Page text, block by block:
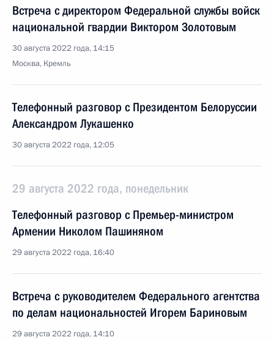
Встреча с директором Федеральной службы войск
национальной гвардии Виктором Золотовым
30 августа 2022 года, 14:15
Москва, Кремль
Телефонный разговор с Президентом Белоруссии
Александром Лукашенко
30 августа 2022 года, 12:05
29 августа 2022 года, понедельник
Телефонный разговор с Премьер-министром
Армении Николом Пашиняном
29 августа 2022 года, 16:40
Встреча с руководителем Федерального агентства
по делам национальностей Игорем Бариновым
29 августа 2022 года, 14:10